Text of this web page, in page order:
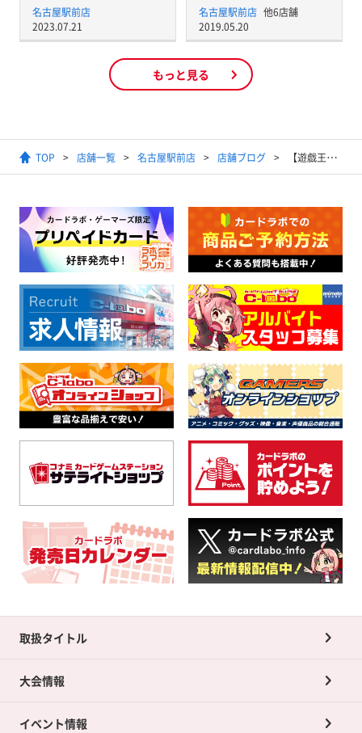
名古屋駅前店
2023.07.21
名古屋駅前店 他6店舗
2019.05.20
もっと見る
TOP 店舗一覧 名古屋駅前店 店舗ブログ 【遊戯王】7月18日 開催『ランキングデュエル』『HERO』デッキ優勝者レシピ
取扱タイトル
大会情報
イベント情報